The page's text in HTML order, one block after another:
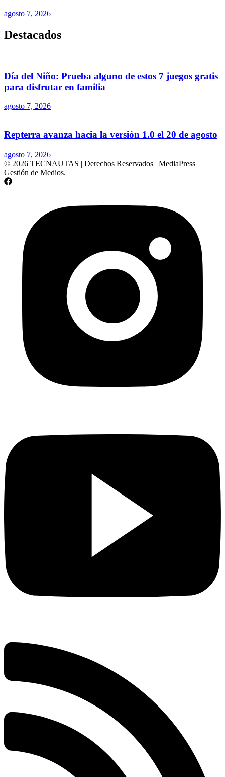
agosto 7, 2026
Destacados
Día del Niño: Prueba alguno de estos 7 juegos gratis
para disfrutar en familia
agosto 7, 2026
Repterra avanza hacia la versión 1.0 el 20 de agosto
agosto 7, 2026
© 2026 TECNAUTAS | Derechos Reservados | MediaPress
Gestión de Medios.